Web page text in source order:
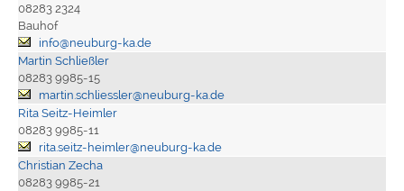
08283 2324
Bauhof
info@neuburg-ka.de
Martin Schließler
08283 9985-15
martin.schliessler@neuburg-ka.de
Rita Seitz-Heimler
08283 9985-11
rita.seitz-heimler@neuburg-ka.de
Christian Zecha
08283 9985-21